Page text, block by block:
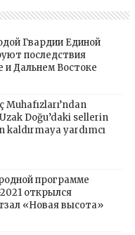
Гвардии Единой
последствия
и Дальнем Востоке
Muhafızları’ndan
Doğu’daki sellerin
kaldırmaya yardımcı
программе
открылся
«Новая высота»